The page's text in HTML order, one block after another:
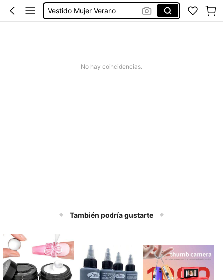
Vestido Mujer Verano
No hay coincidencias.
También podría gustarte